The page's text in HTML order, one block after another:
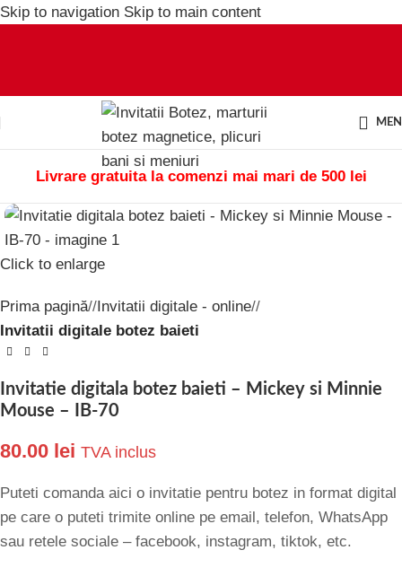
Skip to navigation Skip to main content
Livrare gratuita la comenzi mai mari de 500 lei
Click to enlarge
Prima pagină/ Invitatii digitale - online/
Invitatii digitale botez baieti
Invitatie digitala botez baieti – Mickey si Minnie
Mouse – IB-70
80.00 lei TVA inclus
Puteti comanda aici o invitatie pentru botez in format digital
pe care o puteti trimite online pe email, telefon, WhatsApp
sau retele sociale – facebook, instagram, tiktok, etc.